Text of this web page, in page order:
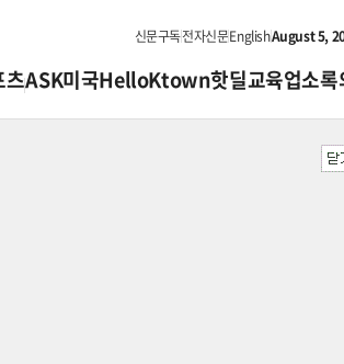
신문구독전자신문EnglishAugust 5,
츠ASK미국HelloKtown핫딜교육업소록